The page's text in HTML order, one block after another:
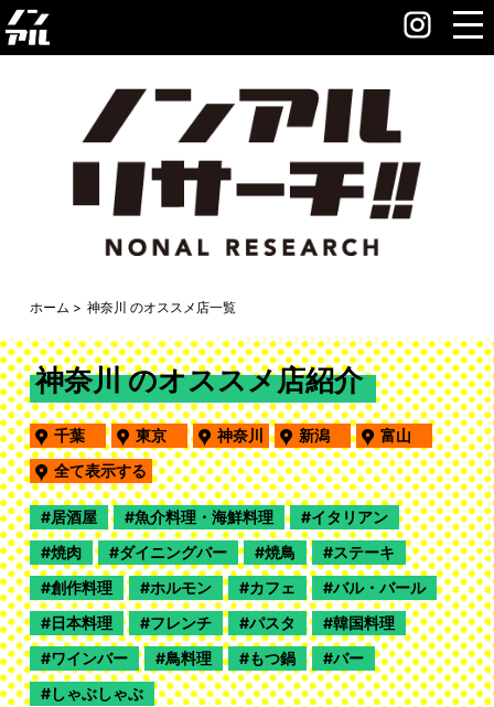
ホーム 神奈川 のオススメ店一覧
神奈川 のオススメ店紹介
千葉 東京 神奈川 新潟
富山
全て表示する
居酒屋 魚介料理・海鮮料理
イタリアン
焼肉
ダイニングバー 焼鳥
ステーキ
創作料理
ホルモン カフェ
バル・バール
日本料理
フレンチ パスタ
韓国料理
ワインバー
鳥料理 もつ鍋
バー
しゃぶしゃぶ